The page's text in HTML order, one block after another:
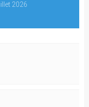
2026